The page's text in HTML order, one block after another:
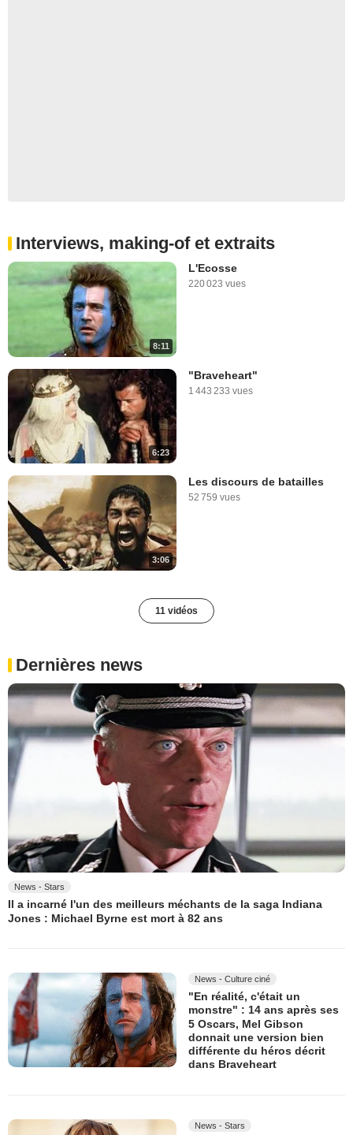
Interviews, making-of et extraits
8:11
L'Ecosse
220 023 vues
6:23
"Braveheart"
1 443 233 vues
3:06
Les discours de batailles
52 759 vues
11 vidéos
Dernières news
News - Stars
Il a incarné l'un des meilleurs méchants de la saga Indiana
Jones : Michael Byrne est mort à 82 ans
News - Culture ciné
"En réalité, c'était un
monstre" : 14 ans après ses
5 Oscars, Mel Gibson
donnait une version bien
différente du héros décrit
dans Braveheart
News - Stars